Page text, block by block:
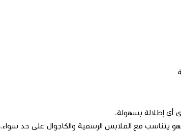
إطلالة بسهولة.
مع الملابس الرسمية والكاجوال على حد سواء.